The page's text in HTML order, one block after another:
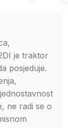
je traktor
posjeduje.
ne radi se o